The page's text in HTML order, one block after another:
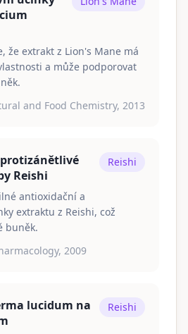
že extrakt z Lion's Mane má
a může podporovat
and Food Chemistry, 2013
Reishi
Reishi
antioxidační a
extraktu z Reishi, což
buněk.
2009
lucidum na
Reishi